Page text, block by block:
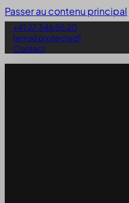
Passer au contenu principal
+41 27 346 55 20
[email protected]
Contact